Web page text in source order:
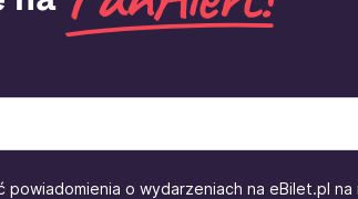
powiadomienia o wydarzeniach na eBilet.pl na